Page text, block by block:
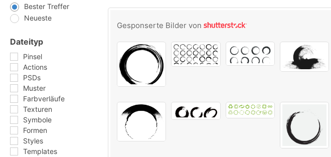
Bester Treffer
Neueste
Dateityp
Pinsel
Actions
PSDs
Muster
Farbverläufe
Texturen
Symbole
Formen
Styles
Templates
Gesponserte Bilder von